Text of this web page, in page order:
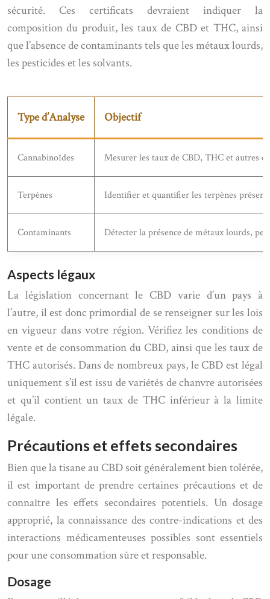
sécurité. Ces certificats devraient indiquer la
composition du produit, les taux de CBD et THC, ainsi
que l’absence de contaminants tels que les métaux lourds,
les pesticides et les solvants.
Type d’Analyse Objectif
Cannabinoïdes Mesurer les taux de CBD, THC et autres
Terpènes Identifier et quantifier les terpènes
Contaminants Détecter la présence de métaux lourds,
Aspects légaux
La législation concernant le CBD varie d’un pays à
l’autre, il est donc primordial de se renseigner sur les lois
en vigueur dans votre région. Vérifiez les conditions de
vente et de consommation du CBD, ainsi que les taux de
THC autorisés. Dans de nombreux pays, le CBD est légal
uniquement s’il est issu de variétés de chanvre autorisées
et qu’il contient un taux de THC inférieur à la limite
légale.
Précautions et effets secondaires
Bien que la tisane au CBD soit généralement bien tolérée,
il est important de prendre certaines précautions et de
connaître les effets secondaires potentiels. Un dosage
approprié, la connaissance des contre-indications et des
interactions médicamenteuses possibles sont essentiels
pour une consommation sûre et responsable.
Dosage